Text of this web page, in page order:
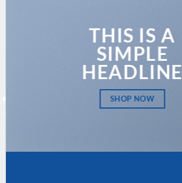
THIS IS A
SIMPLE
HEADLINE
SHOP NOW